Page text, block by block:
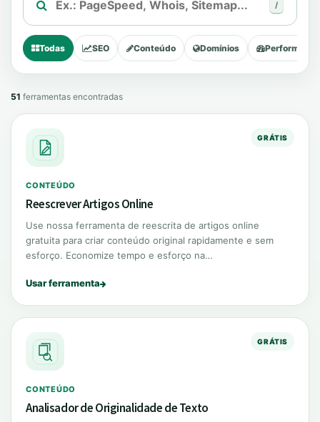
Buscar
ferramenta
/
Todas SEO Conteúdo Domínios Performance
51 ferramentas encontradas
GRÁTIS
CONTEÚDO
Reescrever Artigos Online
Use nossa ferramenta de reescrita de artigos online
gratuita para criar conteúdo original rapidamente e sem
esforço. Economize tempo e esforço na…
Usar ferramenta
GRÁTIS
CONTEÚDO
Analisador de Originalidade de Texto